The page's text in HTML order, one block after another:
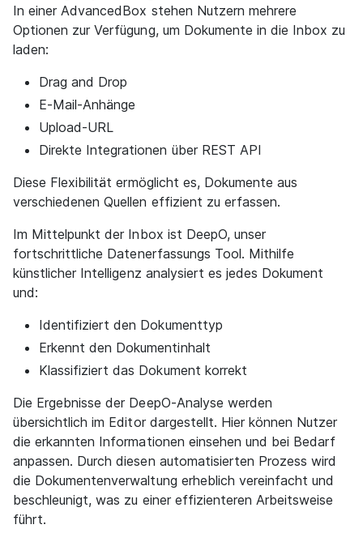
In einer AdvancedBox stehen Nutzern mehrere
Optionen zur Verfügung, um Dokumente in die Inbox zu
laden:
Drag and Drop
E-Mail-Anhänge
Upload-URL
Direkte Integrationen über REST API
Diese Flexibilität ermöglicht es, Dokumente aus
verschiedenen Quellen effizient zu erfassen.
Im Mittelpunkt der Inbox ist DeepO, unser
fortschrittliche Datenerfassungs Tool. Mithilfe
künstlicher Intelligenz analysiert es jedes Dokument
und:
Identifiziert den Dokumenttyp
Erkennt den Dokumentinhalt
Klassifiziert das Dokument korrekt
Die Ergebnisse der DeepO-Analyse werden
übersichtlich im Editor dargestellt. Hier können Nutzer
die erkannten Informationen einsehen und bei Bedarf
anpassen. Durch diesen automatisierten Prozess wird
die Dokumentenverwaltung erheblich vereinfacht und
beschleunigt, was zu einer effizienteren Arbeitsweise
führt.